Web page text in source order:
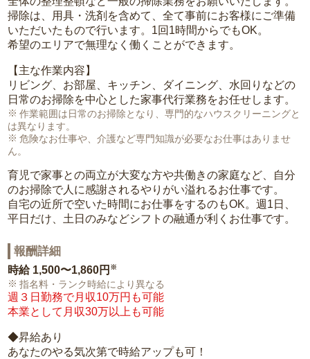
掃除は、用具・洗剤を含めて、全て事前にお客様にご準備
いただいたもので行います。1回1時間からでもOK。
希望のエリアで無理なく働くことができます。
【主な作業内容】
リビング、お部屋、キッチン、ダイニング、水回りなどの
日常のお掃除を中心とした家事代行業務をお任せします。
作業範囲は日常のお掃除となり、専門的なハウスクリーニングと
は異なります。
危険なお仕事や、介護など専門知識が必要なお仕事はありませ
ん。
育児で家事との両立が大変な方や共働きの家庭など、自分
のお掃除で人に感謝されるやりがい溢れるお仕事です。
自宅の近所で空いた時間にお仕事をするのもOK。週1日、
平日だけ、土日のみなどシフトの融通が利くお仕事です。
報酬詳細
時給 1,500〜1,860円 ※
指名料・ランク時給により異なる
週３日勤務で月収10万円も可能
本業として月収30万以上も可能
◆昇給あり
あなたのやる気次第で時給アップも可！